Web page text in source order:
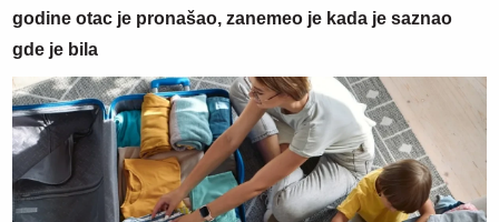
godine otac je pronašao, zanemeo je kada je saznao
gde je bila